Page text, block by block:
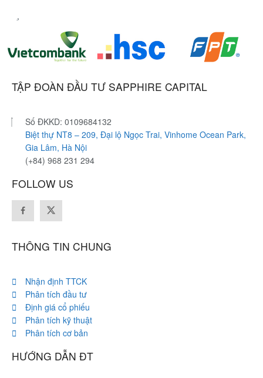
TẬP ĐOÀN ĐẦU TƯ SAPPHIRE CAPITAL
Số ĐKKD: 0109684132
Biệt thự NT8 – 209, Đại lộ Ngọc Trai, Vinhome Ocean Park,
Gia Lâm, Hà Nội
(+84) 968 231 294
FOLLOW US
THÔNG TIN CHUNG
Nhận định TTCK
Phân tích đầu tư
Định giá cổ phiếu
Phân tích kỹ thuật
Phân tích cơ bản
HƯỚNG DẪN ĐT